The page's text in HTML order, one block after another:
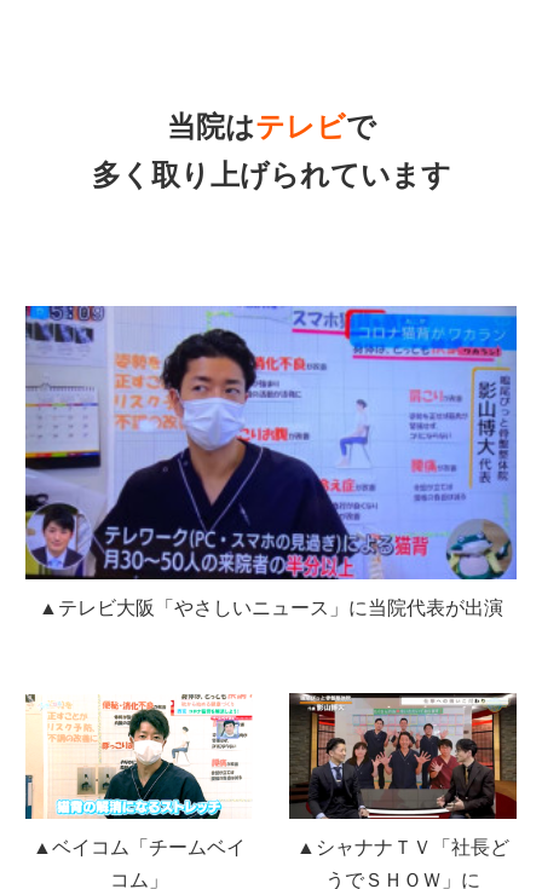
当院はテレビで
多く取り上げられています
▲テレビ大阪「やさしいニュース」に当院代表が出演
▲ベイコム「チームベイ
コム」
▲シャナナＴＶ「社長ど
うでＳＨＯＷ」に